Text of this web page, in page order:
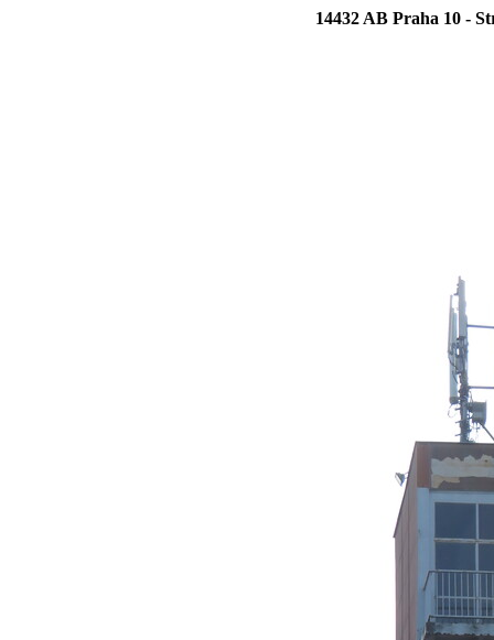
14432 AB Praha 10 -